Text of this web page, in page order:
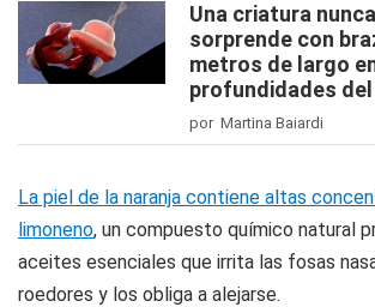
Una criatura
sorprende con
metros de largo
profundidades
por Martina Baiardi
La piel de la naranja contiene altas
limoneno, un compuesto químico natural
aceites esenciales que irrita las fosas
roedores y los obliga a alejarse.